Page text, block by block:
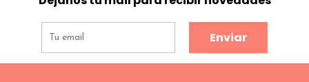
Enviar